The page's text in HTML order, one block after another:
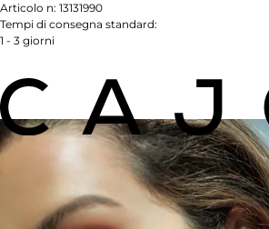
Articolo n: 13131990
Tempi di consegna standard:
1 - 3 giorni